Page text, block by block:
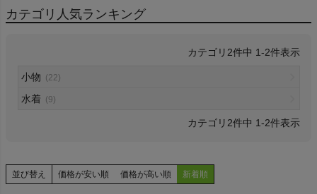
商品が見つからない方はこちら
カテゴリ人気ランキング
2件中 1-2件表示
小物 (22)
水着 (9)
2件中 1-2件表示
並び替え 価格が安い順 価格が高い順 新着順